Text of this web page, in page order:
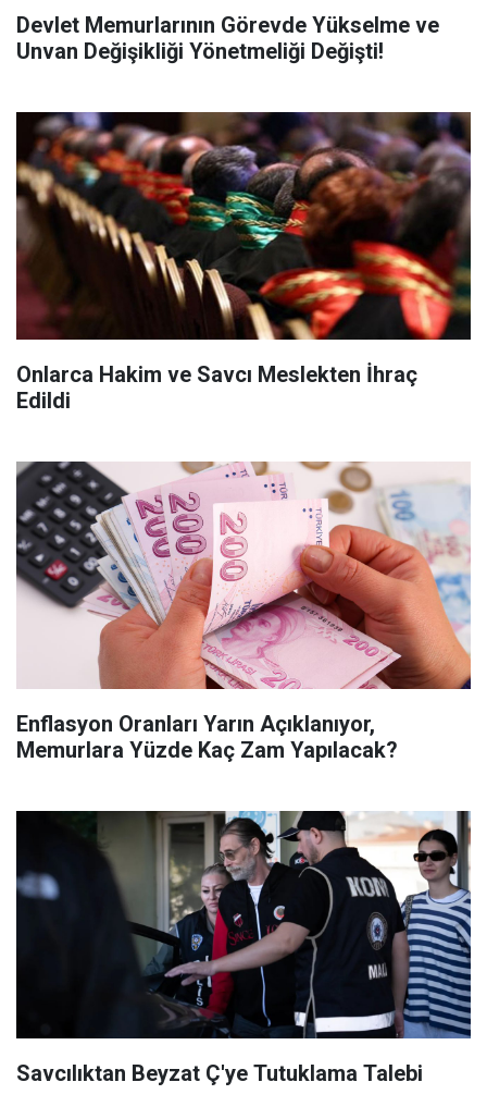
Devlet Memurlarının Görevde Yükselme ve
Unvan Değişikliği Yönetmeliği Değişti!
Onlarca Hakim ve Savcı Meslekten İhraç
Edildi
Enflasyon Oranları Yarın Açıklanıyor,
Memurlara Yüzde Kaç Zam Yapılacak?
Savcılıktan Beyzat Ç'ye Tutuklama Talebi